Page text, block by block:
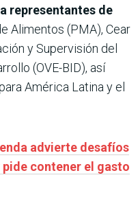
representantes de
Alimentos (PMA), Cear
y Supervisión del
(OVE-BID), así
América Latina y el
advierte desafíos
contener el gasto